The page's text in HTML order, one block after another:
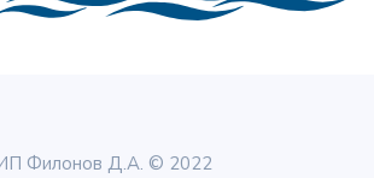
Филонов Д.А. © 2022